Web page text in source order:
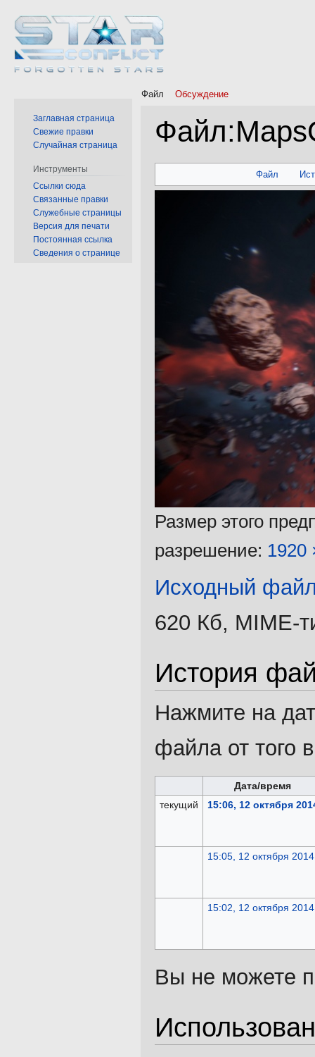
Файл:
к
к
Файл
Размер этого
разрешение: 1920
Исходный
620 Кб, MIME-
История
Нажмите на
файла от того
Дата/время
текущий
15:06, 12 октября
15:05, 12 октября 2014
15:02, 12 октября 2014
Вы не можете
Файл Обсуждение
Заглавная страница
Свежие правки
Случайная страница
Инструменты
Ссылки сюда
Связанные правки
Служебные страницы
Версия для печати
Постоянная ссылка
Сведения о странице